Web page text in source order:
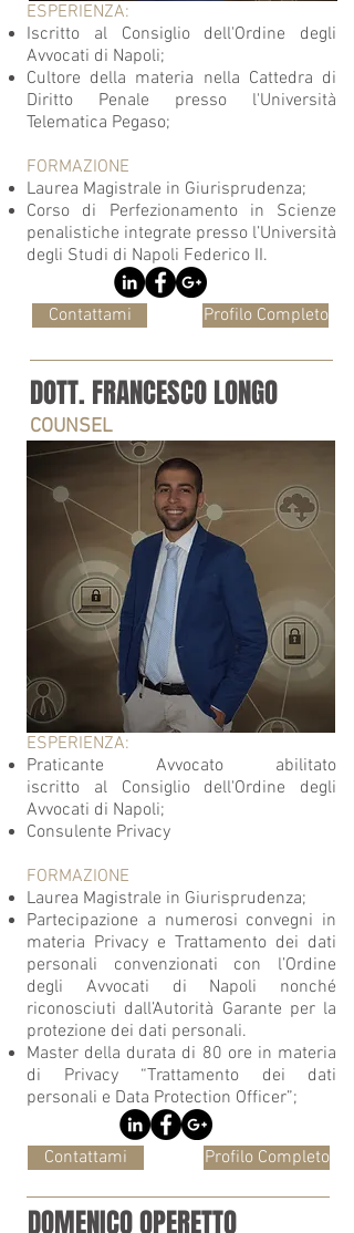
ESPERIENZA:
Iscritto al Consiglio dell'Ordine degli
Avvocati di Napoli;
Cultore della materia nella Cattedra di
Diritto Penale presso l'Università
Telematica Pegaso;
FORMAZIONE
Laurea Magistrale in Giurisprudenza;
Corso di Perfezionamento in Scienze
penalistiche integrate presso l’Università
degli Studi di Napoli Federico II.
DOTT. FRANCESCO LONGO
COUNSEL
ESPERIENZA:
Praticante Avvocato abilitato
iscritto al Consiglio dell'Ordine degli
Avvocati di Napoli;
Consulente Privacy
FORMAZIONE
Laurea Magistrale in Giurisprudenza;
Partecipazione a numerosi convegni in
materia Privacy e Trattamento dei dati
personali convenzionati con l’Ordine
degli Avvocati di Napoli nonché
riconosciuti dall’Autorità Garante per la
protezione dei dati personali.
Master della durata di 80 ore in materia
di Privacy “Trattamento dei dati
personali e Data Protection Officer”;
Contattami Profilo Completo
DOMENICO OPERETTO
Contattami Profilo Completo